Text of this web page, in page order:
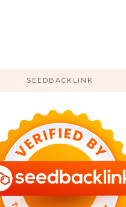
SEEDBACKLINK